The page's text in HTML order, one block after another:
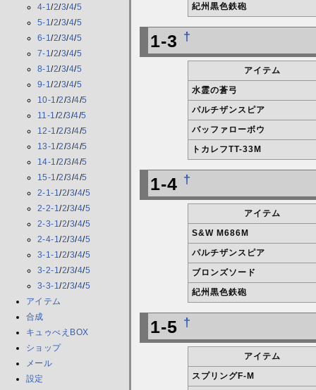
4-1/2/3/4/5
5-1/2/3/4/5
6-1/2/3/4/5
7-1/2/3/4/5
8-1/2/3/4/5
9-1/2/3/4/5
10-1 /2/3/4/5
11-1 /2/3/4/5
12-1 /2/3/4/5
13-1 /2/3/4/5
14-1 /2/3/4/5
15-1 /2/3/4/5
2-1-1/2/3/4/5
2-2-1/2/3/4/5
2-3-1/2/3/4/5
2-4-1/2/3/4/5
3-1-1/2/3/4/5
3-2-1/2/3/4/5
3-3-1/2/3/4/5
アイテム
合成
キュゥべえBOX
ショップ
メール
設定
紀州黒色鉄砲
1-3 †
アイテム
水霊の蒼弓
パルチザンスピア
バッファローボウ
トカレフTT-33M
1-4 †
アイテム
S&W M686M
パルチザンスピア
ブロンズソード
紀州黒色鉄砲
1-5 †
アイテム
スプリングF-M